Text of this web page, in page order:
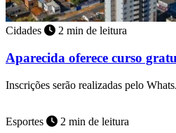
Cidades 2 min de leitura
Aparecida oferece curso
Inscrições serão realizadas pelo
Esportes 2 min de leitura